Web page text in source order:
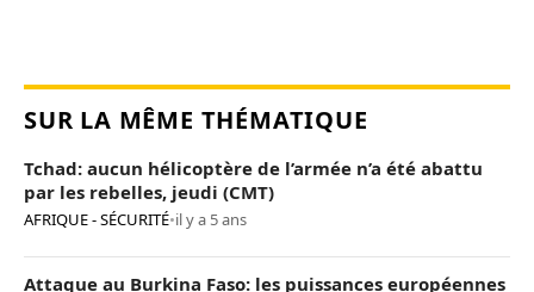
SUR LA MÊME THÉMATIQUE
Tchad: aucun hélicoptère de l’armée n’a été abattu
par les rebelles, jeudi (CMT)
AFRIQUE - SÉCURITÉ•il y a 5 ans
Attaque au Burkina Faso: les puissances européennes